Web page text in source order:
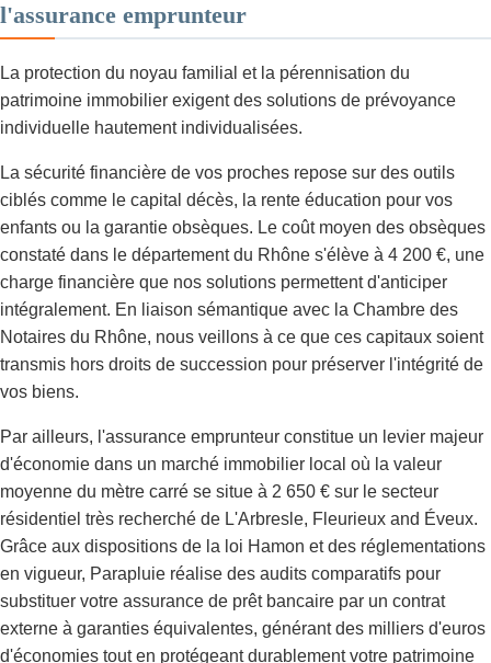
l'assurance emprunteur
La protection du noyau familial et la pérennisation du
patrimoine immobilier exigent des solutions de prévoyance
individuelle hautement individualisées.
La sécurité financière de vos proches repose sur des outils
ciblés comme le capital décès, la rente éducation pour vos
enfants ou la garantie obsèques. Le coût moyen des obsèques
constaté dans le département du Rhône s'élève à 4 200 €, une
charge financière que nos solutions permettent d'anticiper
intégralement. En liaison sémantique avec la Chambre des
Notaires du Rhône, nous veillons à ce que ces capitaux soient
transmis hors droits de succession pour préserver l'intégrité de
vos biens.
Par ailleurs, l'assurance emprunteur constitue un levier majeur
d'économie dans un marché immobilier local où la valeur
moyenne du mètre carré se situe à 2 650 € sur le secteur
résidentiel très recherché de L'Arbresle, Fleurieux and Éveux.
Grâce aux dispositions de la loi Hamon et des réglementations
en vigueur, Parapluie réalise des audits comparatifs pour
substituer votre assurance de prêt bancaire par un contrat
externe à garanties équivalentes, générant des milliers d'euros
d'économies tout en protégeant durablement votre patrimoine